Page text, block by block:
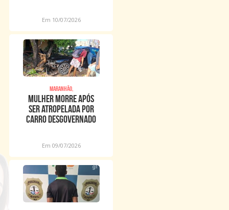
Em 10/07/2026
Maranhão,
Mulher morre após
ser atropelada por
carro desgovernado
Em 09/07/2026